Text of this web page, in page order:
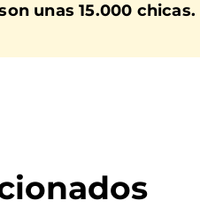
unas 15.000 chicas.